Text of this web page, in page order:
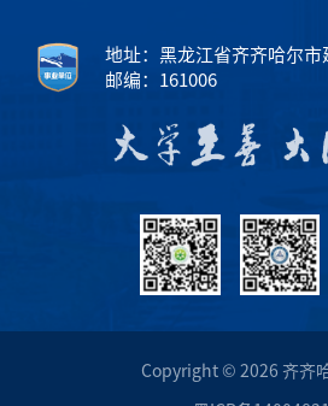
地址：黑龙江省齐齐哈尔市
邮编：161006
Copyright © 2026 齐齐